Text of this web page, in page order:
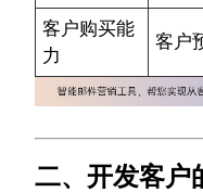
客户购买能
力
客户
二、开发客户